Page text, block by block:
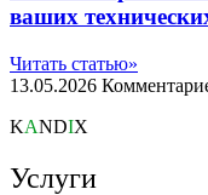
ваших
Читать статью»
13.05.2026
KANDIX
Услуги